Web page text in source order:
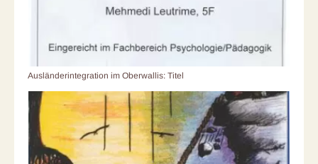
Ausländerintegration im Oberwallis: Titel